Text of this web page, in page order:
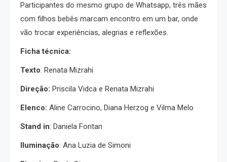
Participantes do mesmo grupo de Whatsapp, três mães
com filhos bebês marcam encontro em um bar, onde
vão trocar experiências, alegrias e reflexões.
Ficha técnica:
Texto: Renata Mizrahi
Direção: Priscila Vidca e Renata Mizrahi
Elenco: Aline Carrocino, Diana Herzog e Vilma Melo
Stand in: Daniela Fontan
Iluminação: Ana Luzia de Simoni